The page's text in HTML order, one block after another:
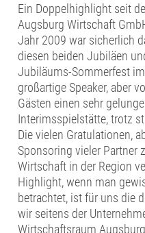
Ein Doppelhighlight seit
Augsburg Wirtschaft
Jahr 2009 war sicherlich
diesen beiden Jubiläen
Jubiläums-Sommerfest
großartige Speaker, aber
Gästen einen sehr
Interimsspielstätte, trotz
Die vielen Gratulationen,
Sponsoring vieler Partner
Wirtschaft in der Region
Highlight, wenn man
betrachtet, ist für uns die
wir seitens der
Wirtschaftsraum